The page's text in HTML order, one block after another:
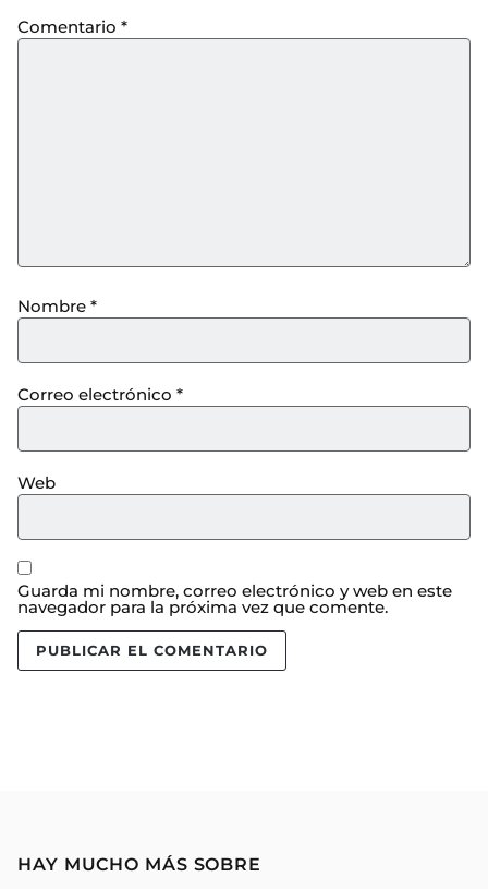
Comentario *
Nombre *
Correo electrónico *
Web
Guarda mi nombre, correo electrónico y web en este
navegador para la próxima vez que comente.
HAY MUCHO MÁS SOBRE